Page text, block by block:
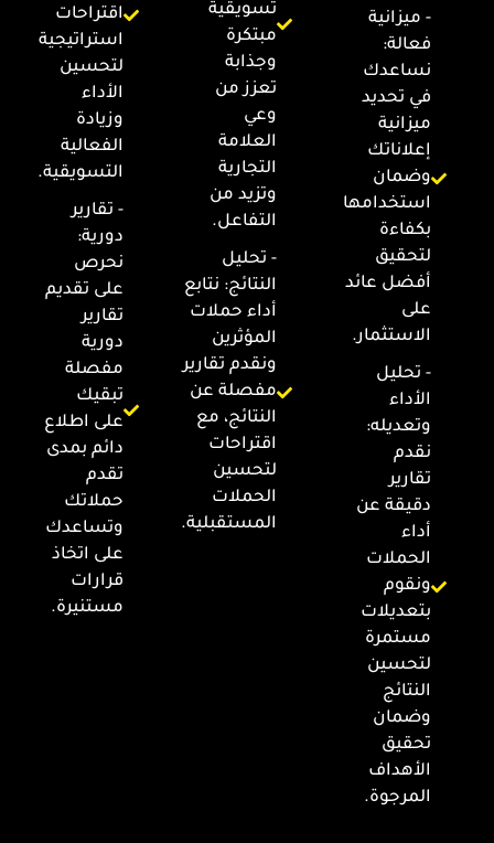
- ميزانية
فعالة:
نساعدك
في تحديد
ميزانية
إعلاناتك
وضمان
استخدامها
بكفاءة
لتحقيق
أفضل عائد
على
الاستثمار.
- تحليل
الأداء
وتعديله:
نقدم
تقارير
دقيقة عن
أداء
الحملات
ونقوم
بتعديلات
مستمرة
لتحسين
النتائج
وضمان
تحقيق
الأهداف
المرجوة.
تسويقية
مبتكرة
وجذابة
تعزز من
وعي
العلامة
التجارية
وتزيد من
التفاعل.
- تحليل
النتائج: نتابع
أداء حملات
المؤثرين
ونقدم تقارير
مفصلة عن
النتائج، مع
اقتراحات
لتحسين
الحملات
المستقبلية.
اقتراحات
استراتيجية
لتحسين
الأداء
وزيادة
الفعالية
التسويقية.
- تقارير
دورية:
نحرص
على تقديم
تقارير
دورية
مفصلة
تبقيك
على اطلاع
دائم بمدى
تقدم
حملاتك
وتساعدك
على اتخاذ
قرارات
مستنيرة.